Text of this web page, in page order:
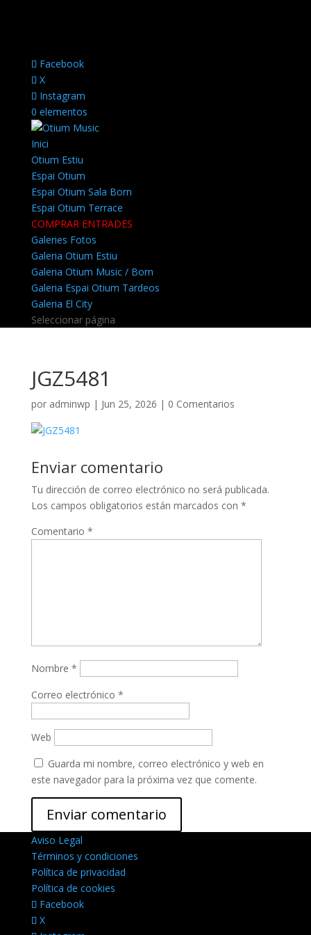
Facebook
X
Instagram
0 elementos
Inici
Otium Estiu
Espai Otium
Espai Otium Sala Born
Espai Otium Terrace
COMPRAR ENTRADES
Galeries Fotos
Galeria Otium Estiu
Galeria Otium Music / Born
Galeria Espai Otium Tardeos
Galeria El City
Seleccionar página
JGZ5481
por adminwp | Jun 25, 2026 | 0 Comentarios
Enviar comentario
Tu dirección de correo electrónico no será publicada.
Los campos obligatorios están marcados con *
Comentario *
Nombre *
Correo electrónico *
Web
Guarda mi nombre, correo electrónico y web en
este navegador para la próxima vez que comente.
Aviso Legal
Términos y condiciones
Política de privacidad
Política de cookies
Facebook
X